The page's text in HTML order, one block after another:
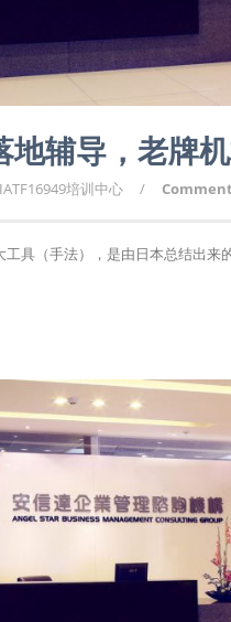
地辅导，老牌
IATF16949培训中心 /
具（手法），是由日本总结出来